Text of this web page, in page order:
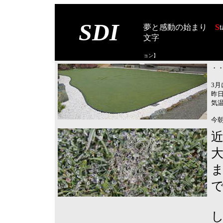
SDI 夢と感動の始まり S
文字
ョン】
・
3月
昨
気
今